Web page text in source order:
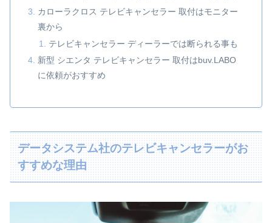
カローラクロス テレビキャンセラー 取付はモニター
裏から
テレビキャンセラー ディーラーでは断られる事も
新型 シエンタ テレビキャンセラー 取付はbuv.LABO
に依頼がおすすめ
データシステム社のテレビキャンセラーがお
すすめな理由